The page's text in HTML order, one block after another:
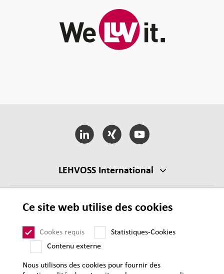
LEHVOSS International
CGV
Mentions légales
Protection des données personnelles
Plan du site
Ce site web utilise des cookies
Cookes requis
Statistiques-Cookies
Contenu externe
Nous utilisons des cookies pour fournir des